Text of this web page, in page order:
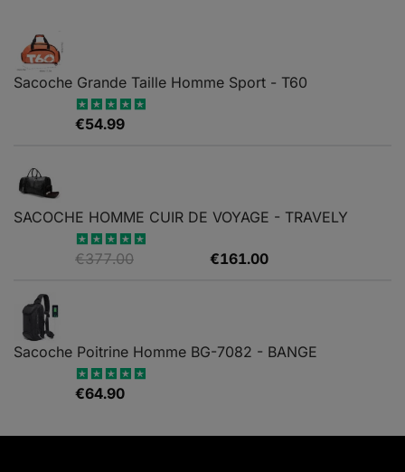
Sacoche Grande Taille Homme Sport - T60
Note5.00
€54.99
SACOCHE HOMME CUIR DE VOYAGE - TRAVELY
Note5.00
€377.00 €161.00Le
Sacoche Poitrine Homme BG-7082 - BANGE
Note5.00
€64.90